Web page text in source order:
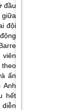
đầu
giữa
đội
ấn
Anh
hết